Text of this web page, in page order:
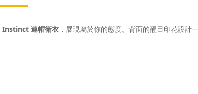
Instinct 連帽衛衣 ，展現屬於你的態度。背面的醒目印花設